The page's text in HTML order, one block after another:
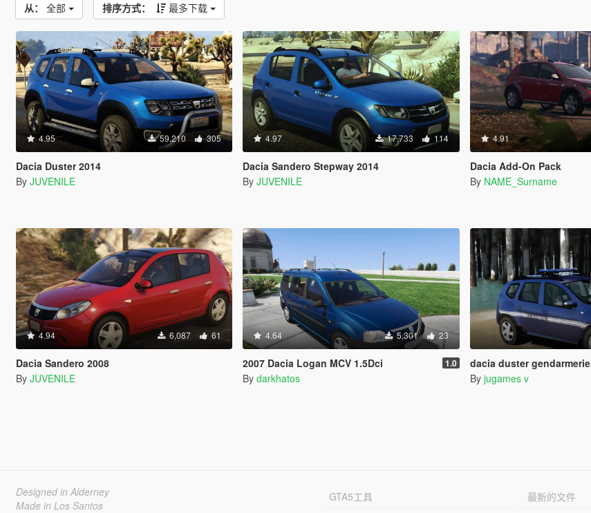
从： 全部 排序方式： 最多下载
4.95 59,210 305
Dacia Duster 2014
By JUVENILE
4.97 17,733 114
Dacia Sandero Stepway 2014
By JUVENILE
4.91
Dacia Add-On Pack
By NAME_Surname
4.94 6,087 61
Dacia Sandero 2008
By JUVENILE
4.64 5,301 23
2007 Dacia Logan MCV 1.5Dci 1.0
By darkhatos
dacia duster gendarmerie
By jugames v
Designed in Alderney
Made in Los Santos
GTA5工具 最新的文件